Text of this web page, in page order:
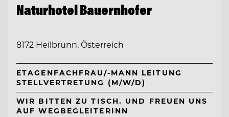
Naturhotel Bauernhofer
8172 Heilbrunn, Österreich
ETAGENFACHFRAU/-MANN LEITUNG
STELLVERTRETUNG (M/W/D)
WIR BITTEN ZU TISCH. UND FREUEN UNS
AUF WEGBEGLEITERINN